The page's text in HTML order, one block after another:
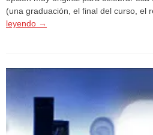
(una graduación, el final del curso, el
leyendo →